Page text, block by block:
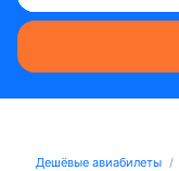
Дешёвые авиабилеты